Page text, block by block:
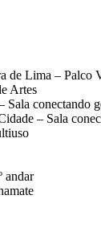
de Lima – Palco
Artes
conectando
– Sala
andar